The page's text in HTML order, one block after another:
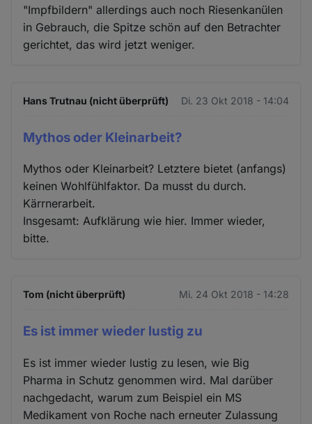
"Impfbildern" allerdings auch noch Riesenkanülen
in Gebrauch, die Spitze schön auf den Betrachter
gerichtet, das wird jetzt weniger.
Hans Trutnau (nicht überprüft) Di. 23 Okt 2018 - 14:04
Mythos oder Kleinarbeit?
Mythos oder Kleinarbeit? Letztere bietet (anfangs)
keinen Wohlfühlfaktor. Da musst du durch.
Kärrnerarbeit.
Insgesamt: Aufklärung wie hier. Immer wieder,
bitte.
Tom (nicht überprüft) Mi. 24 Okt 2018 - 14:28
Es ist immer wieder lustig zu
Es ist immer wieder lustig zu lesen, wie Big
Pharma in Schutz genommen wird. Mal darüber
nachgedacht, warum zum Beispiel ein MS
Medikament von Roche nach erneuter Zulassung